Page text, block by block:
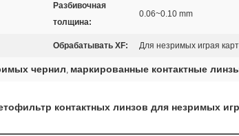
Разбивочная
толщина:
0.06~0.10 mm
Обрабатывать XF: Для незримых играя
чернил, маркированные контактные
контактных линзов для незримых